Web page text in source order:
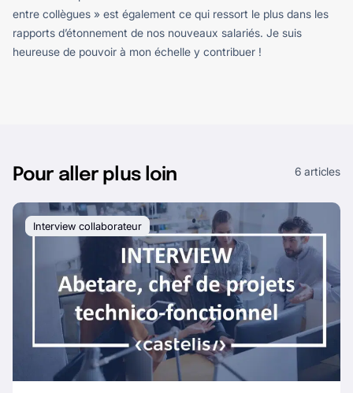
entre collègues » est également ce qui ressort le plus dans les
rapports d’étonnement de nos nouveaux salariés. Je suis
heureuse de pouvoir à mon échelle y contribuer !
Pour aller plus loin 6 articles
Interview collaborateur